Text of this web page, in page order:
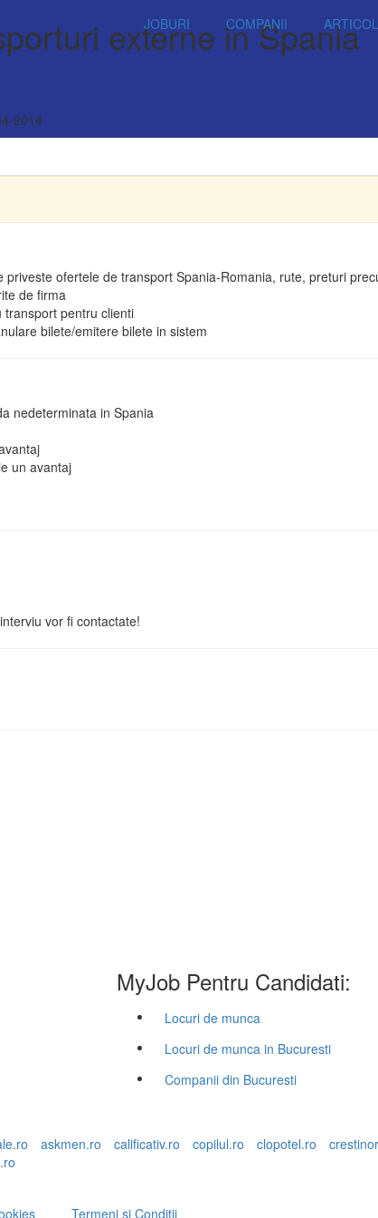
JOBURI COMPANII
externe in Spania
2014
ofertele de transport Spania-Romania, rute, preturi
de firma
pentru clienti
bilete/emitere bilete in sistem
nedeterminata in Spania
un avantaj
vor fi contactate!
MyJob Pentru Candidati:
Locuri de munca
Locuri de munca in Bucuresti
Companii din Bucuresti
askmen.ro calificativ.ro copilul.ro clopotel.ro
Termeni si Conditii